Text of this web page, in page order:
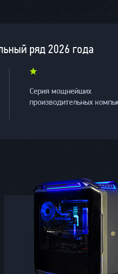
ряд 2026 года
Серия мощнейших
производительных